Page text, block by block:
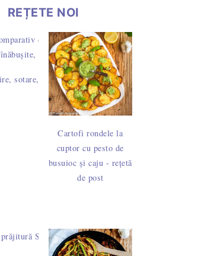
să o consumi
Gelatină foi sau granule? Cum se
cum îl gătim
REȚETE NOI
sotare, rumenire sau prăjire? Diferențe și timpi
Cartofi rondele la
cuptor cu pesto de
busuioc și caju - rețetă
de post